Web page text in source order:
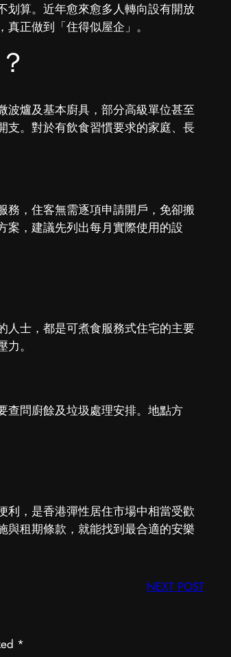
划算。近年愈來愈多人轉向設有開放
正做到「住得似屋企」。
波爐及基本廚具，部分高級單位甚至
支。對於有飲食習慣要求的家庭、長
務，住客無需逐項申請開戶，免卻搬
案，建議先列出每月實際使用的設
人士，都是可煮食服務式住宅的主要
。
查問廚餘及垃圾處理安排。地點方
利，是香港彈性居住市場中相當受歡
與租期條款，就能找到最合適的安樂
NEXT POST
*